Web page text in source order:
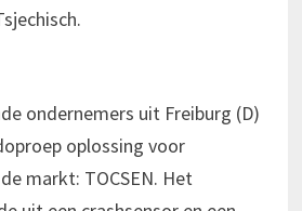
ondernemers uit Freiburg (D)
oplossing voor
markt: TOCSEN. Het